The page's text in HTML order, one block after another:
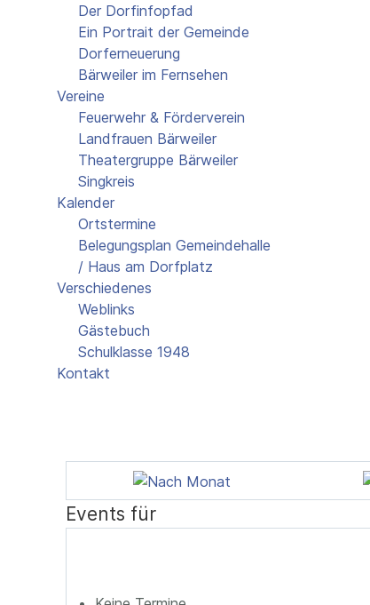
Der Dorfinfopfad
Ein Portrait der Gemeinde
Dorferneuerung
Bärweiler im Fernsehen
Vereine
Feuerwehr & Förderverein
Landfrauen Bärweiler
Theatergruppe Bärweiler
Singkreis
Kalender
Ortstermine
Belegungsplan Gemeindehalle
/ Haus am Dorfplatz
Verschiedenes
Weblinks
Gästebuch
Schulklasse 1948
Kontakt
Events für